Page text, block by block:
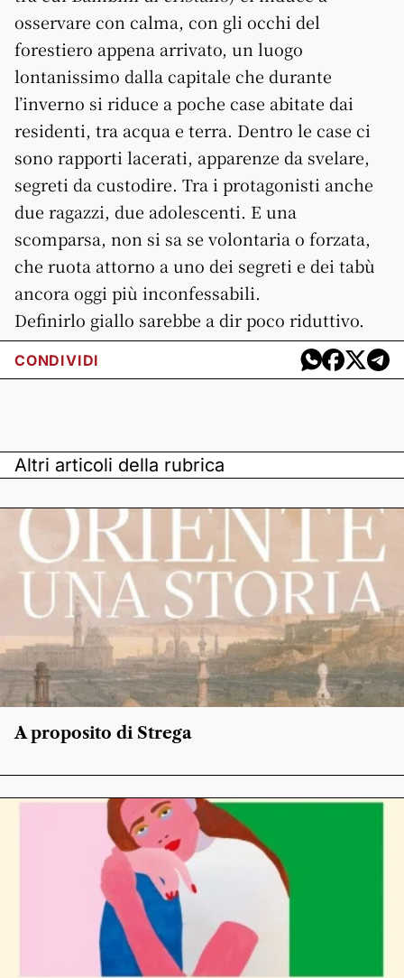
osservare con calma, con gli occhi del
forestiero appena arrivato, un luogo
lontanissimo dalla capitale che durante
l’inverno si riduce a poche case abitate dai
residenti, tra acqua e terra. Dentro le case ci
sono rapporti lacerati, apparenze da svelare,
segreti da custodire. Tra i protagonisti anche
due ragazzi, due adolescenti. E una
scomparsa, non si sa se volontaria o forzata,
che ruota attorno a uno dei segreti e dei tabù
ancora oggi più inconfessabili.
Definirlo giallo sarebbe a dir poco riduttivo.
CONDIVIDI
Altri articoli della rubrica
A proposito di Strega